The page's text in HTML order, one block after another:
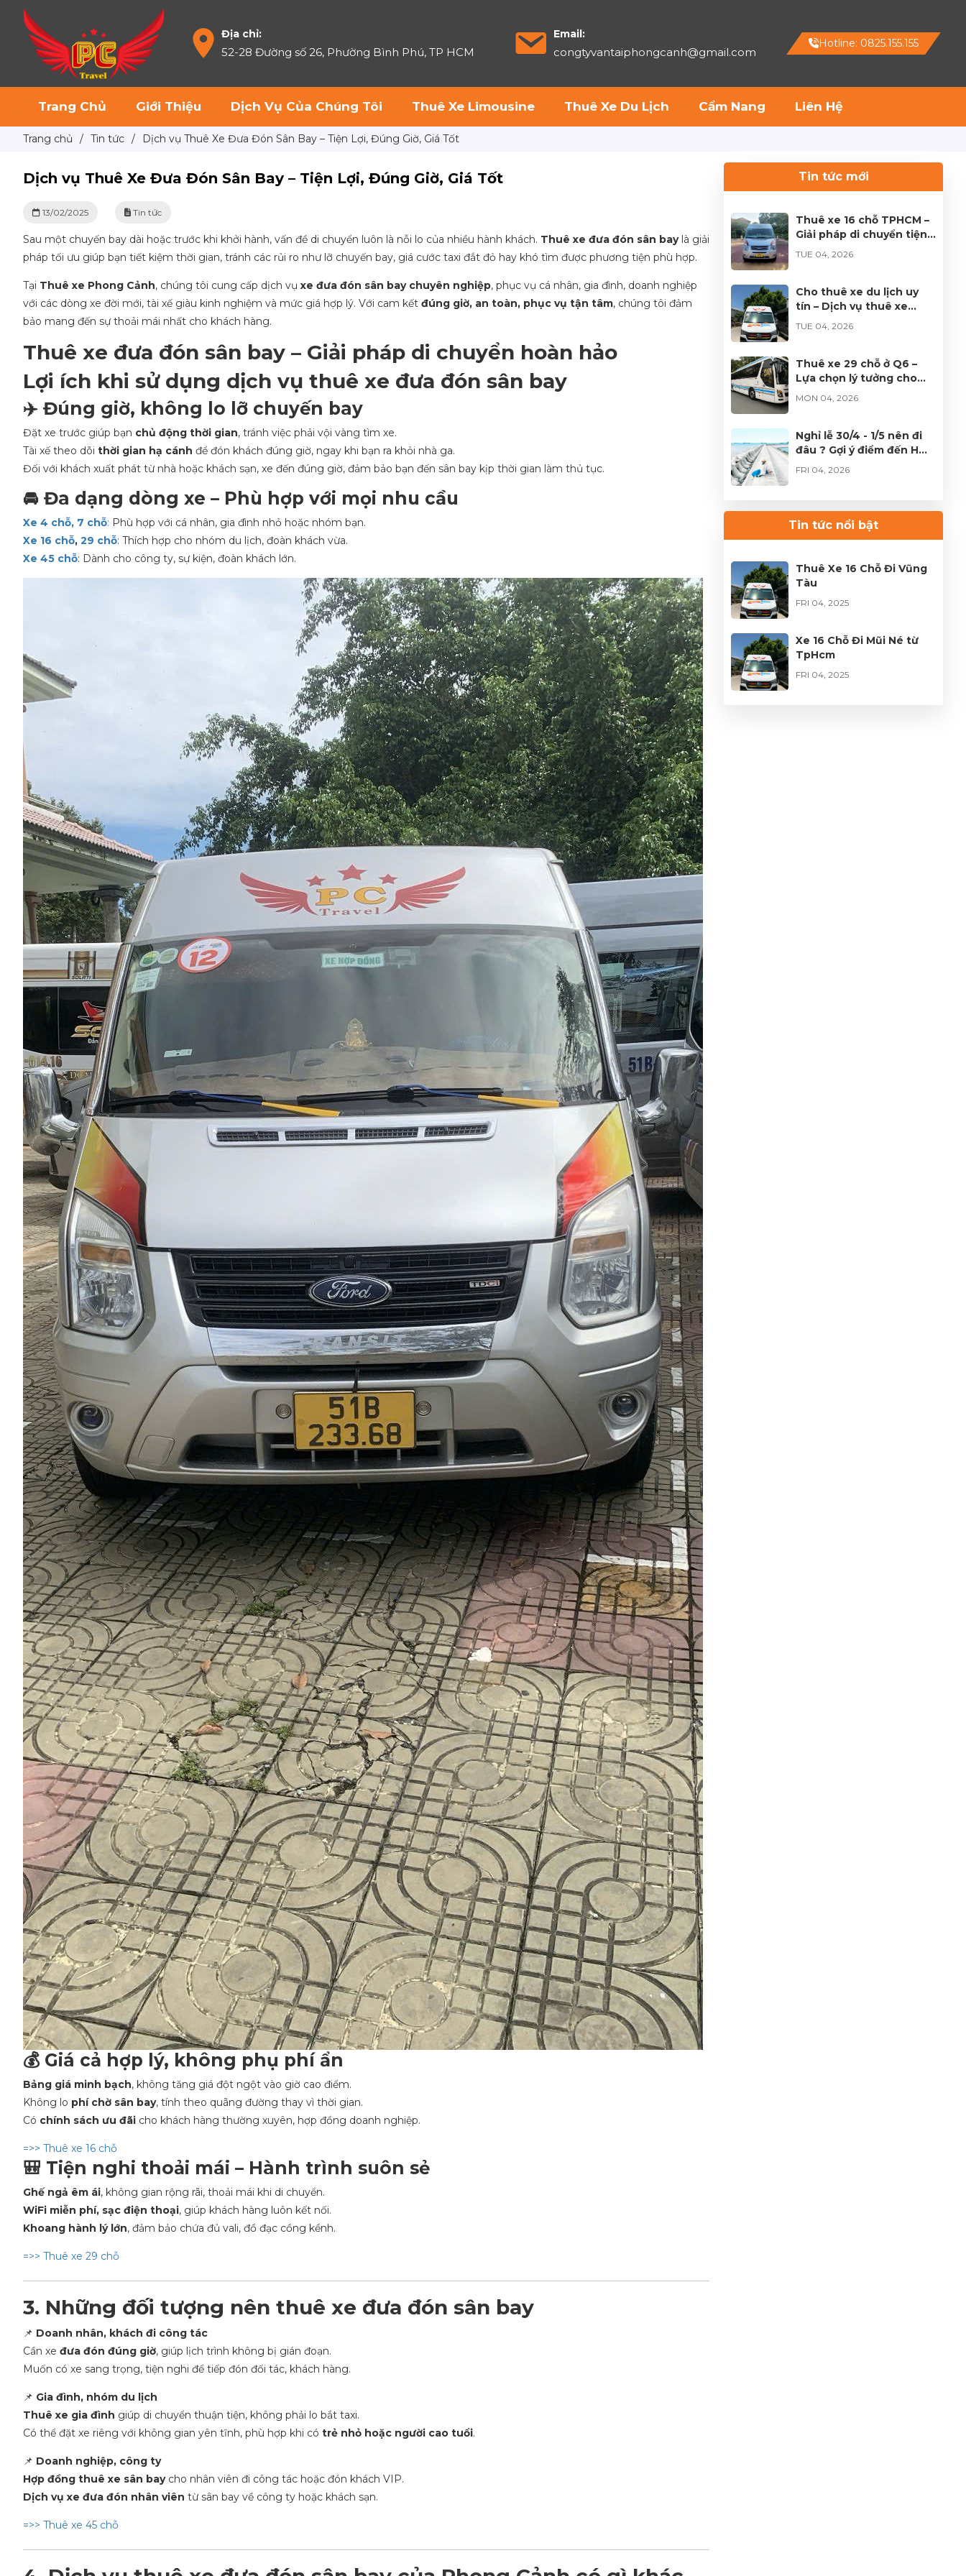
Địa chỉ:
52-28 Đường số 26, Phường Bình Phú, TP HCM
Email:
congtyvantaiphongcanh@gmail.com
Hotline: 0825.155.155
Trang Chủ Giới Thiệu Dịch Vụ Của Chúng Tôi Thuê Xe Limousine Thuê Xe Du Lịch Cẩm Nang Liên Hệ
Trang chủ / Tin tức / Dịch vụ Thuê Xe Đưa Đón Sân Bay – Tiện Lợi, Đúng Giờ, Giá Tốt
Dịch vụ Thuê Xe Đưa Đón Sân Bay – Tiện Lợi, Đúng Giờ, Giá Tốt
13/02/2025 Tin tức
Sau một chuyến bay dài hoặc trước khi khởi hành, vấn đề di chuyển luôn là nỗi lo của nhiều hành khách. Thuê xe đưa đón sân baylà giải
pháp tối ưu giúp bạn tiết kiệm thời gian, tránh các rủi ro như lỡ chuyến bay, giá cước taxi đắt đỏ hay khó tìm được phương tiện phù hợp.
Tại Thuê xe Phong Cảnh, chúng tôi cung cấp dịch vụ xe đưa đón sân bay chuyên nghiệp, phục vụ cá nhân, gia đình, doanh nghiệp
với các dòng xe đời mới, tài xế giàu kinh nghiệm và mức giá hợp lý. Với cam kết đúng giờ, an toàn, phục vụ tận tâm, chúng tôi đảm
bảo mang đến sự thoải mái nhất cho khách hàng.
Thuê xe đưa đón sân bay – Giải pháp di chuyển hoàn hảo
Lợi ích khi sử dụng dịch vụ thuê xe đưa đón sân bay
✈️ Đúng giờ, không lo lỡ chuyến bay
Đặt xe trước giúp bạn chủ động thời gian, tránh việc phải vội vàng tìm xe.
Tài xế theo dõi thời gian hạ cánh để đón khách đúng giờ, ngay khi bạn ra khỏi nhà ga.
Đối với khách xuất phát từ nhà hoặc khách sạn, xe đến đúng giờ, đảm bảo bạn đến sân bay kịp thời gian làm thủ tục.
🚘 Đa dạng dòng xe – Phù hợp với mọi nhu cầu
Xe 4 chỗ, 7 chỗ: Phù hợp với cá nhân, gia đình nhỏ hoặc nhóm bạn.
Xe 16 chỗ, 29 chỗ: Thích hợp cho nhóm du lịch, đoàn khách vừa.
Xe 45 chỗ: Dành cho công ty, sự kiện, đoàn khách lớn.
💰 Giá cả hợp lý, không phụ phí ẩn
Bảng giá minh bạch, không tăng giá đột ngột vào giờ cao điểm.
Không lo phí chờ sân bay, tính theo quãng đường thay vì thời gian.
Có chính sách ưu đãi cho khách hàng thường xuyên, hợp đồng doanh nghiệp.
=>> Thuê xe 16 chỗ
🎒 Tiện nghi thoải mái – Hành trình suôn sẻ
Ghế ngả êm ái, không gian rộng rãi, thoải mái khi di chuyển.
WiFi miễn phí, sạc điện thoại, giúp khách hàng luôn kết nối.
Khoang hành lý lớn, đảm bảo chứa đủ vali, đồ đạc cồng kềnh.
=>> Thuê xe 29 chỗ
3. Những đối tượng nên thuê xe đưa đón sân bay
📌 Doanh nhân, khách đi công tác
Cần xe đưa đón đúng giờ, giúp lịch trình không bị gián đoạn.
Muốn có xe sang trọng, tiện nghi để tiếp đón đối tác, khách hàng.
📌 Gia đình, nhóm du lịch
Thuê xe gia đình giúp di chuyển thuận tiện, không phải lo bắt taxi.
Có thể đặt xe riêng với không gian yên tĩnh, phù hợp khi có trẻ nhỏ hoặc người cao tuổi.
📌 Doanh nghiệp, công ty
Hợp đồng thuê xe sân baycho nhân viên đi công tác hoặc đón khách VIP.
Dịch vụ xe đưa đón nhân viên từ sân bay về công ty hoặc khách sạn.
=>> Thuê xe 45 chỗ
Tin tức mới
Thuê xe 16 chỗ TPHCM –
Giải pháp di chuyển tiện
lợi cho mọi hành trình
TUE 04, 2026
Cho thuê xe du lịch uy
tín – Dịch vụ thuê xe
chuyên nghiệp tại
TUE 04, 2026
Thuê xe 29 chỗ ở Q6 –
Lựa chọn lý tưởng cho
đoàn đông tại TPHCM
MON 04, 2026
Nghỉ lễ 30/4 - 1/5 nên đi
đâu ? Gợi ý điểm đến HOT
không thể bỏ lỡ
FRI 04, 2026
Tổ Hùng Vương – Hành
FRI 04, 2026
Tin tức nổi bật
Thuê Xe 16 Chỗ Đi Vũng
Tàu
FRI 04, 2025
Xe 16 Chỗ Đi Mũi Né từ
TpHcm
FRI 04, 2025